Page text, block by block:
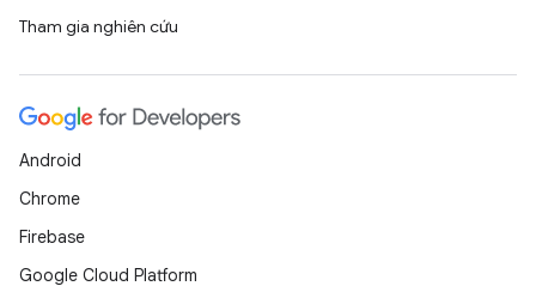
Tham gia nghiên cứu
Android
Chrome
Firebase
Google Cloud Platform